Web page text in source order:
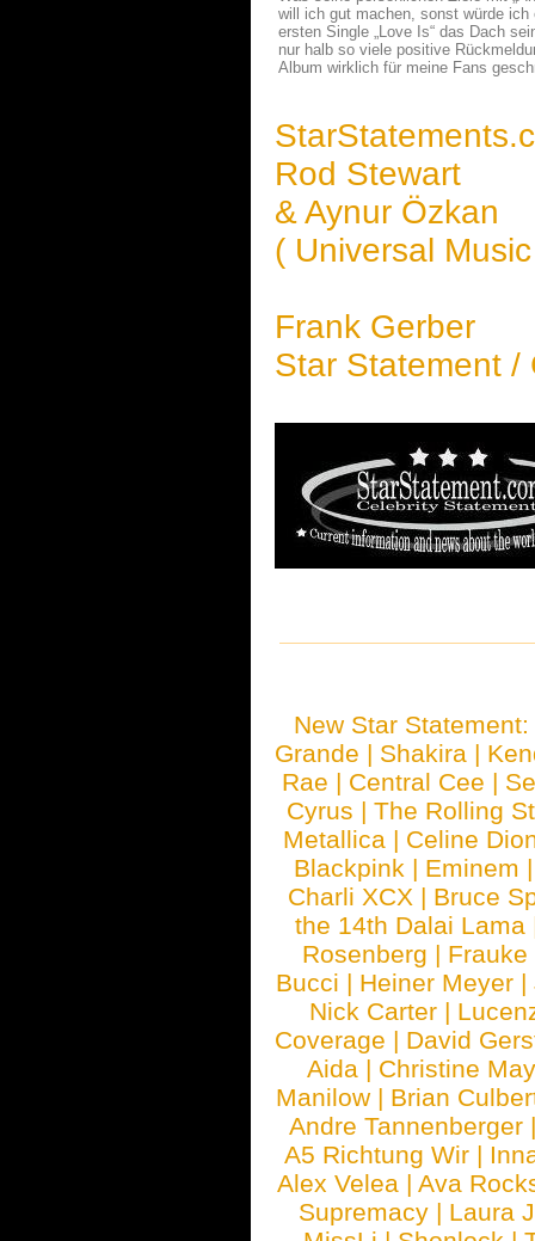
will ich gut machen, sonst würde
ersten Single „Love Is“ das Dach
nur halb so viele positive
Album wirklich für meine Fans
Rod Stewart
& Aynur Özkan
( Universal
Frank Gerber
Star Statement /
New Star
Grande | Shakira |
Rae | Central Cee |
Cyrus | The Rolling
Metallica | Celine
Blackpink | Eminem
Charli XCX | Bruce
the 14th Dalai Lama
Rosenberg | Frauke
Bucci | Heiner Meyer |
Nick Carter |
Coverage | David
Aida | Christine
Manilow | Brian
Andre Tannenberger
A5 Richtung Wir |
Alex Velea | Ava
Supremacy | Laura